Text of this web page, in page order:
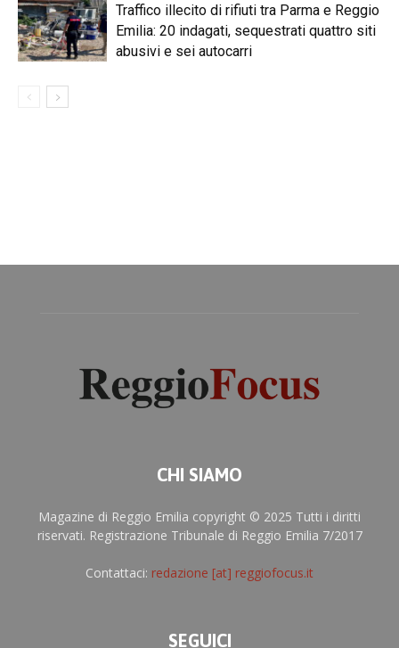
Traffico illecito di rifiuti tra Parma e Reggio
Emilia: 20 indagati, sequestrati quattro siti
abusivi e sei autocarri
CHI SIAMO
Magazine di Reggio Emilia copyright © 2025 Tutti i diritti
riservati. Registrazione Tribunale di Reggio Emilia 7/2017
Contattaci: redazione [at] reggiofocus.it
SEGUICI